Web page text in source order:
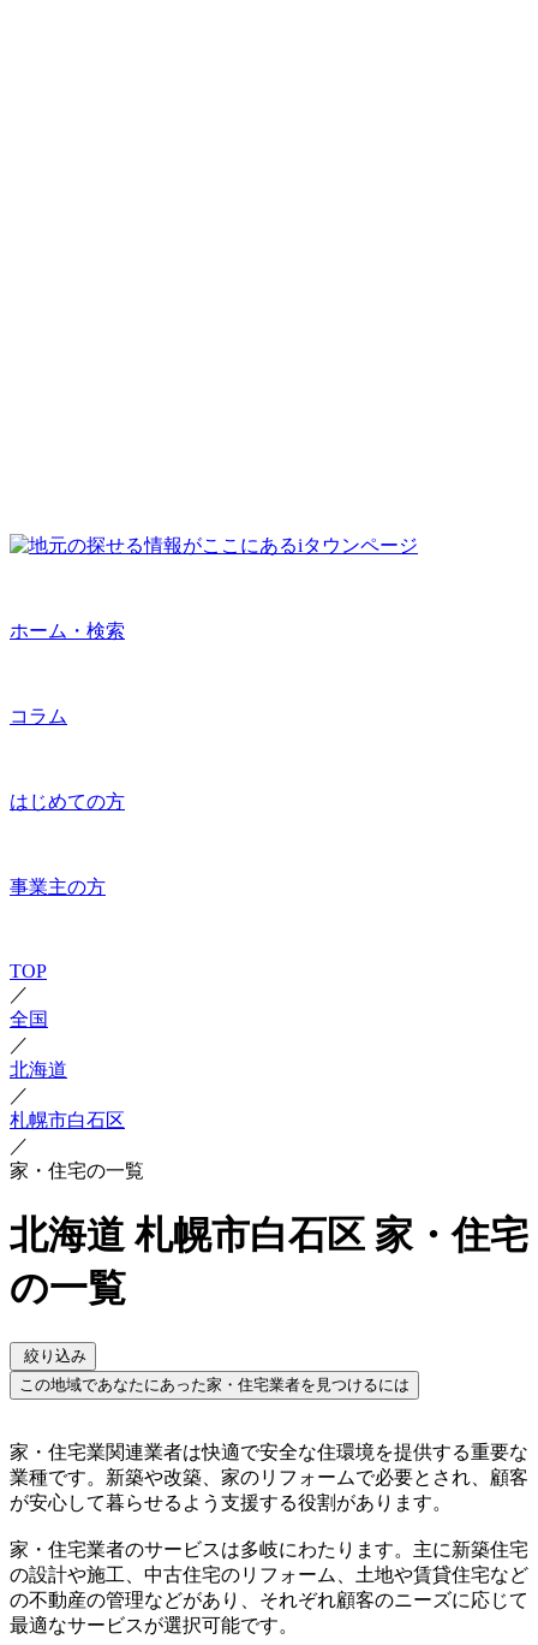
ホーム・検索
コラム
はじめての方
事業主の方
TOP
／
全国
／
北海道
／
札幌市白石区
／
家・住宅の一覧
北海道 札幌市白石区 家・住宅
の一覧
絞り込み
この地域であなたにあった家・住宅業者を見つけるには
家・住宅業関連業者は快適で安全な住環境を提供する重要な
業種です。新築や改築、家のリフォームで必要とされ、顧客
が安心して暮らせるよう支援する役割があります。
家・住宅業者のサービスは多岐にわたります。主に新築住宅
の設計や施工、中古住宅のリフォーム、土地や賃貸住宅など
の不動産の管理などがあり、それぞれ顧客のニーズに応じて
最適なサービスが選択可能です。